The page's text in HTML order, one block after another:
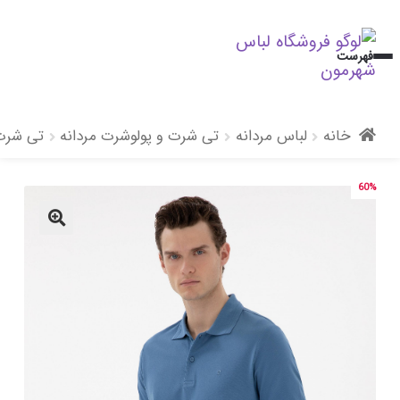
پرش
به
پرش
به
فهرست
خانه لباس مردانه تی شرت و پولوشرت مردانه تی
60%